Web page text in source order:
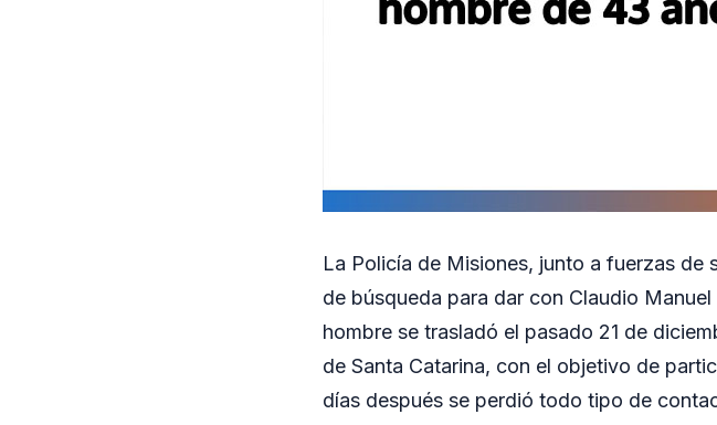
La Policía de Misiones, junto a fuerzas de
de búsqueda para dar con Claudio
hombre se trasladó el pasado 21 de
de Santa Catarina, con el objetivo de
días después se perdió todo tipo de